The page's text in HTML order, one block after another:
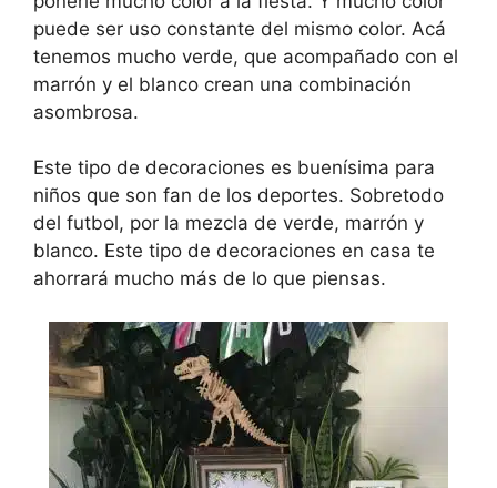
puede ser uso constante del mismo color. Acá
tenemos mucho verde, que acompañado con el
marrón y el blanco crean una combinación
asombrosa.
Este tipo de decoraciones es buenísima para
niños que son fan de los deportes. Sobretodo
del futbol, por la mezcla de verde, marrón y
blanco. Este tipo de decoraciones en casa te
ahorrará mucho más de lo que piensas.